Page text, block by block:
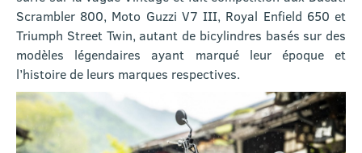
Scrambler 800, Moto Guzzi V7 III, Royal Enfield 650 et
Triumph Street Twin, autant de bicylindres basés sur des
modèles légendaires ayant marqué leur époque et
l’histoire de leurs marques respectives.